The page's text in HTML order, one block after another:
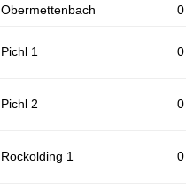
Obermettenbach 0
Pichl 1 0
Pichl 2 0
Rockolding 1 0